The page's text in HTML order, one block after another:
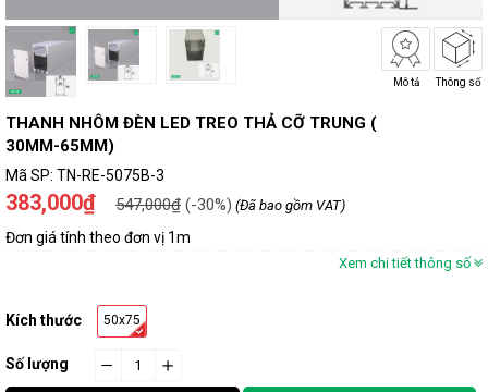
Mô tả Thông số
THANH NHÔM ĐÈN LED TREO THẢ CỠ TRUNG (
30MM-65MM)
Mã SP: TN-RE-5075B-3
383,000₫ 547,000₫ (-30%) (Đã bao gồm VAT)
Đơn giá tính theo đơn vị 1m
Xem chi tiết thông số
Kích thước 50x75
Số lượng
−
cart.general.reduce_quantity
+
cart.general.increase_quantity